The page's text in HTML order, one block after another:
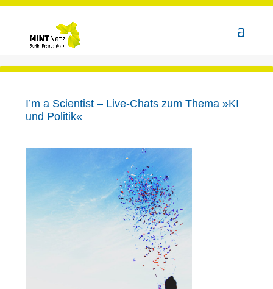
I’m a Scientist – Live-Chats zum Thema »KI
und Politik«